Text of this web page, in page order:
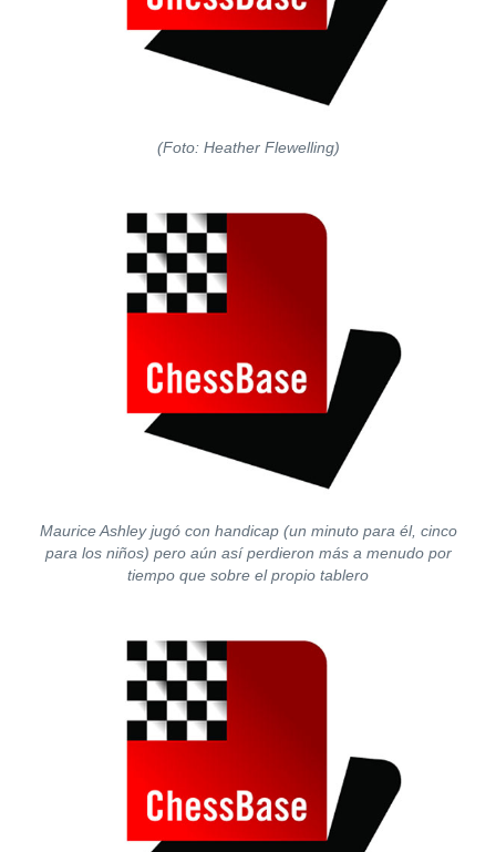
(Foto: Heather Flewelling)
Maurice Ashley jugó con handicap (un minuto para él, cinco
para los niños) pero aún así perdieron más a menudo por
tiempo que sobre el propio tablero